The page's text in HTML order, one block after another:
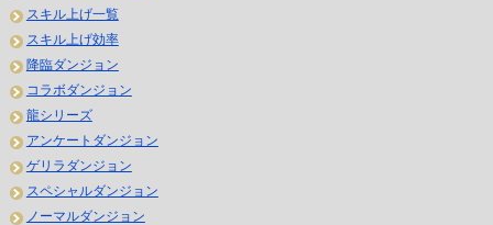
スキル上げ一覧
スキル上げ効率
降臨ダンジョン
コラボダンジョン
龍シリーズ
アンケートダンジョン
ゲリラダンジョン
スペシャルダンジョン
ノーマルダンジョン